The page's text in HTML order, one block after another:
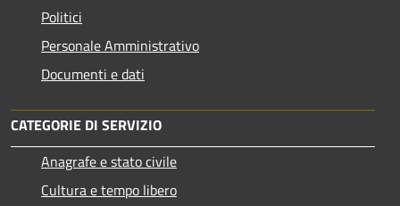
Politici
Personale Amministrativo
Documenti e dati
CATEGORIE DI SERVIZIO
Anagrafe e stato civile
Cultura e tempo libero